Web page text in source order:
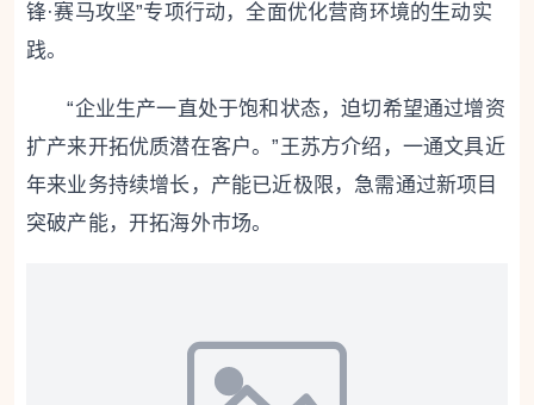
锋·赛马攻坚”专项行动，全面优化营商环境的生动实
践。
“企业生产一直处于饱和状态，迫切希望通过增资
扩产来开拓优质潜在客户。”王苏方介绍，一通文具近
年来业务持续增长，产能已近极限，急需通过新项目
突破产能，开拓海外市场。